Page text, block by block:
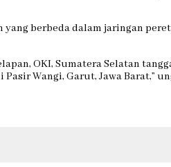
berbeda dalam jaringan
OKI, Sumatera Selatan
Wangi, Garut, Jawa Barat,”